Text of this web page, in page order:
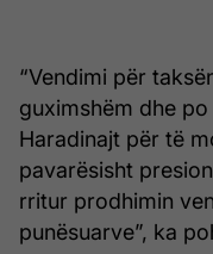
“Vendimi për
guximshëm dhe
Haradinajt për të
pavarësisht
rritur prodhimin
punësuarve”, ka